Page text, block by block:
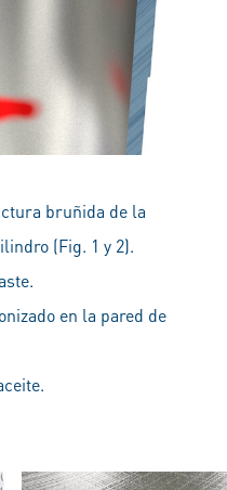
bruñida de la
(Fig. 1 y 2).
en la pared de